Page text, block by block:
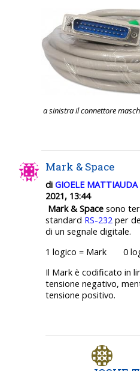
a sinistra il connettore
Mark & Space
di GIOELE MATTIAUDA
2021, 13:44
Mark & Space sono
standard RS-232 per
di un segnale digitale.
1 logico = Mark 0
Il Mark è codificato in
tensione negativo,
tensione positivo.